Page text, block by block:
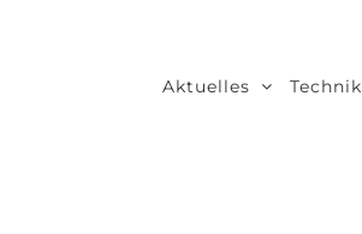
Aktuelles Technik